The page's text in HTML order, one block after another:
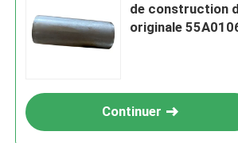
de construction
originale
Continuer